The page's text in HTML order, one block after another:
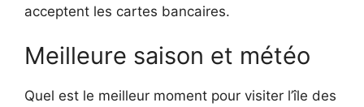
acceptent les cartes bancaires.
Meilleure saison et météo
Quel est le meilleur moment pour visiter l’île des